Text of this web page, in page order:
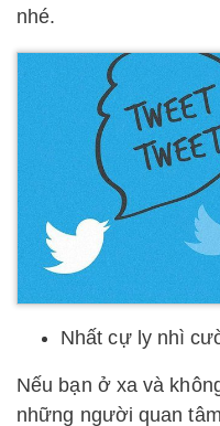
nhé.
Nhất cự ly nhì
Nếu bạn ở xa và
những người quan